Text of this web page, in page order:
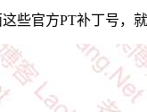
些官方PT补丁号，